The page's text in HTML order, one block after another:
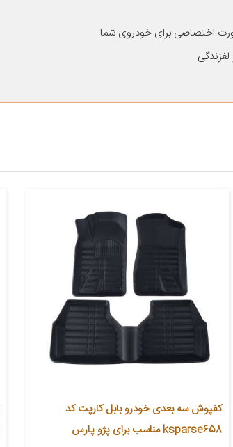
اختصاصی برای خودروی شما
کفپوش سه بعدی خودرو بابل کارپت کد
ksparse658 مناسب برای پژو پارس